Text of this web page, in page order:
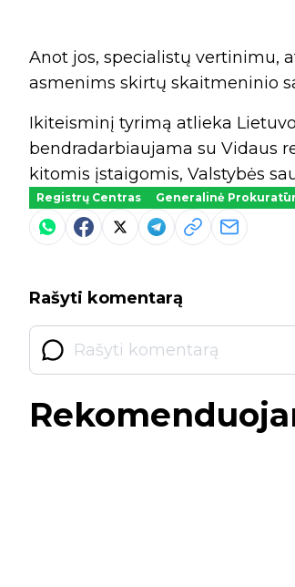
Anot jos, specialistų vertinimu,
asmenims skirtų skaitmeninio
Ikiteisminį tyrimą atlieka
bendradarbiaujama su Vidaus
kitomis įstaigomis, Valstybės
Registrų Centras Generalinė
Rašyti komentarą